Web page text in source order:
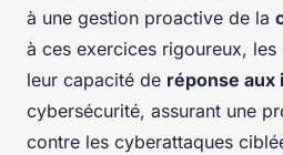
à une gestion proactive de la
à ces exercices rigoureux,
leur capacité de réponse aux
cybersécurité, assurant une
contre les cyberattaques